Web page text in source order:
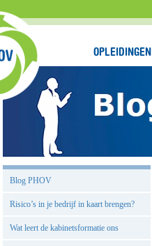
OPLEIDINGEN
Blog PHOV
Risico’s in je bedrijf in kaart brengen?
Wat leert de kabinetsformatie ons